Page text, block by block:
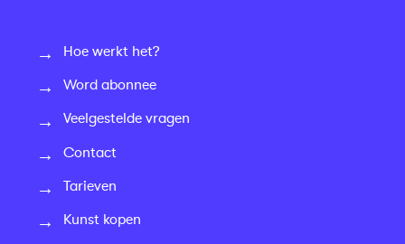
Hoe werkt het?
Word abonnee
Veelgestelde vragen
Contact
Tarieven
Kunst kopen